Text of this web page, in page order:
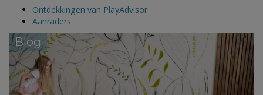
Ontdekkingen van PlayAdvisor
Aanraders
Blog